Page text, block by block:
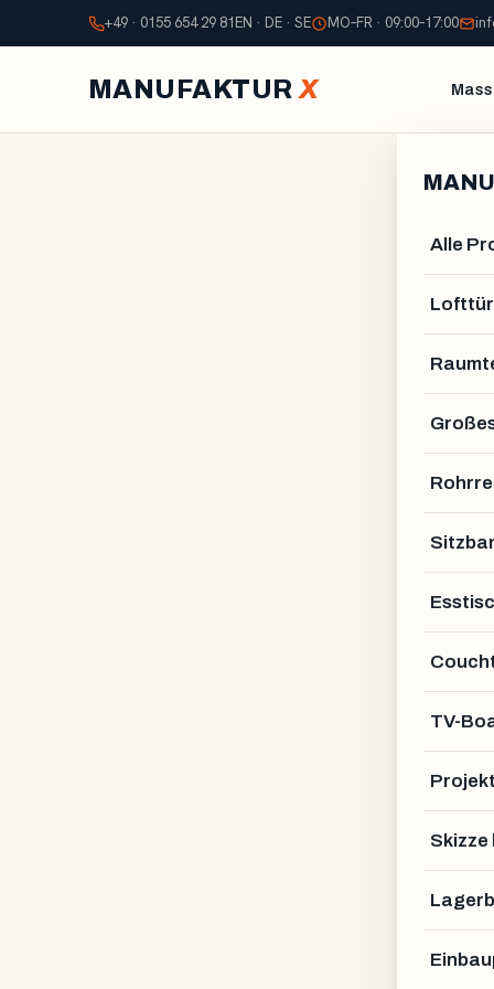
+49 · 0155 654 29 81EN · DE · SE MO–FR · 09:00–17:00
MANUFAKTURX
Alle
Lofttür
TV-
ALEXANDER